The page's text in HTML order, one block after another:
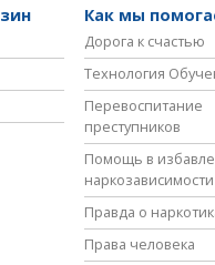
Как мы
Дорога к счастью
Технология
Перевоспитание
преступников
Помощь в
наркозависимости
Правда о
Права человека